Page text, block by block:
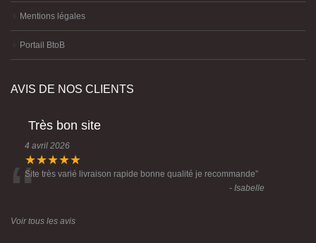
Mentions légales
Portail BtoB
AVIS DE NOS CLIENTS
Très bon site
4 avril 2026
★★★★★
“Site très varié livraison rapide bonne qualité je recommande
- Isabelle
Voir tous les avis